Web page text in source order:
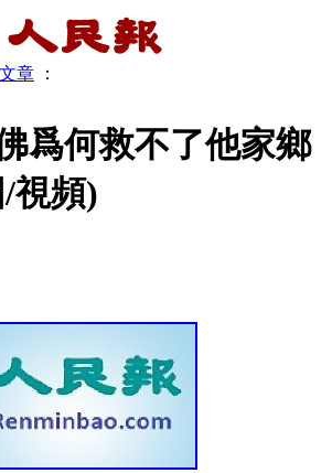
文章 ：
爲何救不了他家鄉
視頻)